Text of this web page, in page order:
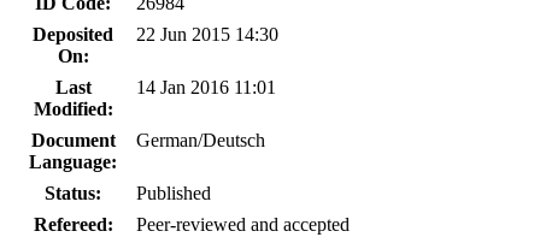
Deposited
On:
22 Jun 2015 14:30
Last
Modified:
14 Jan 2016 11:01
Document
Language:
German/Deutsch
Status:
Published
Refereed:
Peer-reviewed and accepted